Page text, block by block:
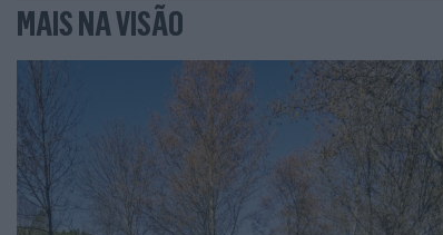
MAIS NA VISÃO